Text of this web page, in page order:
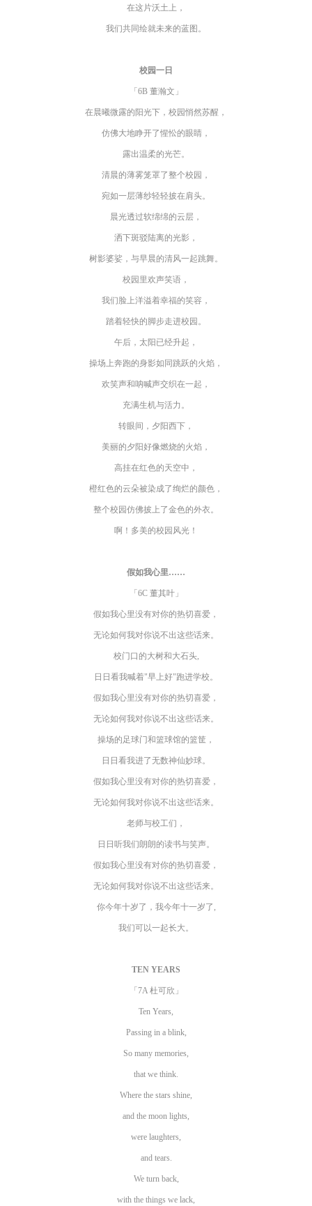
在这片沃土上，
我们共同绘就未来的蓝图。
校园一日
「6B 董瀚文」
在晨曦微露的阳光下，校园悄然苏醒，
仿佛大地睁开了惺忪的眼睛，
露出温柔的光芒。
清晨的薄雾笼罩了整个校园，
宛如一层薄纱轻轻披在肩头。
晨光透过软绵绵的云层，
洒下斑驳陆离的光影，
树影婆娑，与早晨的清风一起跳舞。
校园里欢声笑语，
我们脸上洋溢着幸福的笑容，
踏着轻快的脚步走进校园。
午后，太阳已经升起，
操场上奔跑的身影如同跳跃的火焰，
欢笑声和呐喊声交织在一起，
充满生机与活力。
转眼间，夕阳西下，
美丽的夕阳好像燃烧的火焰，
高挂在红色的天空中，
橙红色的云朵被染成了绚烂的颜色，
整个校园仿佛披上了金色的外衣。
啊！多美的校园风光！
假如我心里……
「6C 董其叶」
假如我心里没有对你的热切喜爱，
无论如何我对你说不出这些话来。
校门口的大树和大石头,
日日看我喊着"早上好"跑进学校。
假如我心里没有对你的热切喜爱，
无论如何我对你说不出这些话来。
操场的足球门和篮球馆的篮筐，
日日看我进了无数神仙妙球。
假如我心里没有对你的热切喜爱，
无论如何我对你说不出这些话来。
老师与校工们，
日日听我们朗朗的读书与笑声。
假如我心里没有对你的热切喜爱，
无论如何我对你说不出这些话来。
你今年十岁了，我今年十一岁了,
我们可以一起长大。
TEN YEARS
「7A 杜可欣」
Ten Years,
Passing in a blink,
So many memories,
that we think.
Where the stars shine,
and the moon lights,
were laughters,
and tears.
We turn back,
with the things we lack,